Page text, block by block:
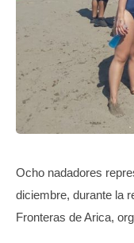
Ocho nadadores
diciembre, durante la
Fronteras de Arica,